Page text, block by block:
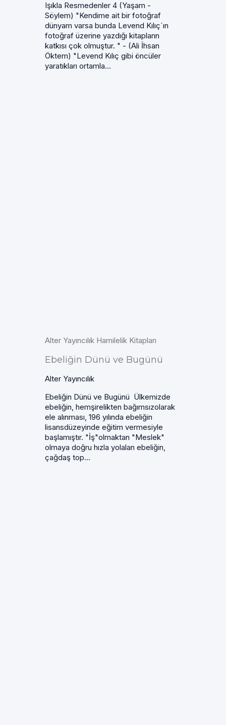
Işıkla Resmedenler 4 (Yaşam -
Söylem) "Kendime ait bir fotoğraf
dünyam varsa bunda Levend Kılıç´ın
fotoğraf üzerine yazdığı kitapların
katkısı çok olmuştur. " - (Ali İhsan
Öktem) "Levend Kılıç gibi öncüler
yaratıkları ortamla...
Alter Yayıncılık Hamilelik Kitapları
Ebeliğin Dünü ve Bugünü
Alter Yayıncılık
Ebeliğin Dünü ve Bugünü Ülkemizde
ebeliğin, hemşirelikten bağımsızolarak
ele alınması, 196 yılında ebeliğin
lisansdüzeyinde eğitim vermesiyle
başlamıştır. "İş"olmaktan "Meslek"
olmaya doğru hızla yolalan ebeliğin,
çağdaş top...